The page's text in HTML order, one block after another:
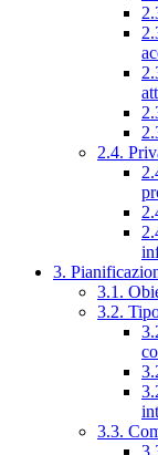
2.4.
3.
3.1.
3.2.
3.3.